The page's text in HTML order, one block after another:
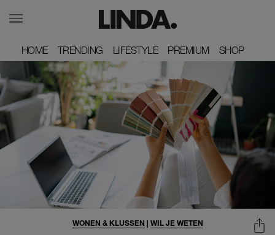
HOME
HOME TRENDING
TRENDING LIFESTYLE
LIFESTYLE PREMIUM
PREMIUM SHOP
SHOP
WONEN & KLUSSEN | WIL JE WETEN